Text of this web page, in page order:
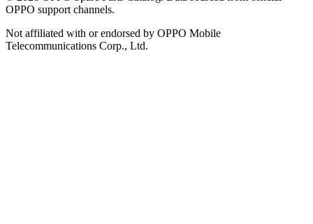
OPPO support channels.
Not affiliated with or endorsed by OPPO Mobile
Telecommunications Corp., Ltd.